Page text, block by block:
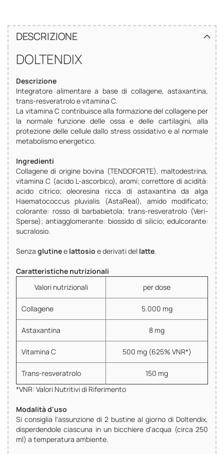
DESCRIZIONE
DOLTENDIX
Descrizione
Integratore alimentare a base di collagene, astaxantina,
trans-resveratrolo e vitamina C.
La vitamina C contribuisce alla formazione del collagene per
la normale funzione delle ossa e delle cartilagini, alla
protezione delle cellule dallo stress ossidativo e al normale
metabolismo energetico.
Ingredienti
Collagene di origine bovina (TENDOFORTE), maltodestrina,
vitamina C (acido L-ascorbico), aromi; correttore di acidità:
acido citrico; oleoresina ricca di astaxantina da alga
Haematococcus pluvialis (AstaReal), amido modificato;
colorante: rosso di barbabietola; trans-resveratrolo (Veri-
Sperse); antiagglomerante: biossido di silicio; edulcorante:
sucralosio.
Senza glutinee lattosio e derivati del latte.
Caratteristiche nutrizionali
Valori nutrizionali
per dose
Collagene 5.000 mg
Astaxantina 8 mg
Vitamina C 500 mg (625% VNR*)
Trans-resveratrolo
150 mg
*VNR: Valori Nutritivi di Riferimento
Modalità d'uso
Si consiglia l'assunzione di 2 bustine al giorno di Doltendix,
disperdendole ciascuna in un bicchiere d'acqua (circa 250
ml) a temperatura ambiente.